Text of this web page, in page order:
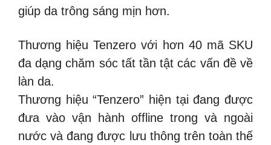
giúp da trông sáng mịn hơn.
Thương hiệu Tenzero với hơn 40 mã SKU
đa dạng chăm sóc tất tần tật các vấn đề về
làn da.
Thương hiệu “Tenzero” hiện tại đang được
đưa vào vận hành offline trong và ngoài
nước và đang được lưu thông trên toàn thế